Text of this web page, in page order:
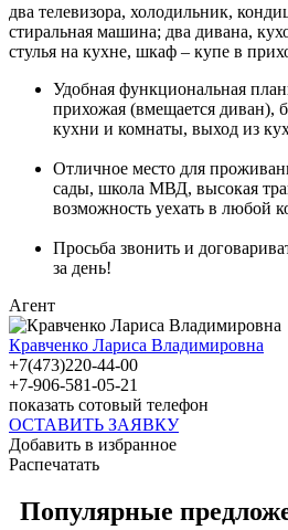
два телевизора, холодильник,
стиральная машина; два дивана,
стулья на кухне, шкаф – купе в
Удобная функциональная
прихожая (вмещается диван),
кухни и комнаты, выход из
Отличное место для
сады, школа МВД, высокая
возможность уехать в любой
Просьба звонить и
за день!
Агент
Кравченко Лариса Владимировна
+7(473)220-44-00
+7-906-581-05-21
показать сотовый телефон
ОСТАВИТЬ ЗАЯВКУ
Добавить в избранное
Распечатать
Популярные